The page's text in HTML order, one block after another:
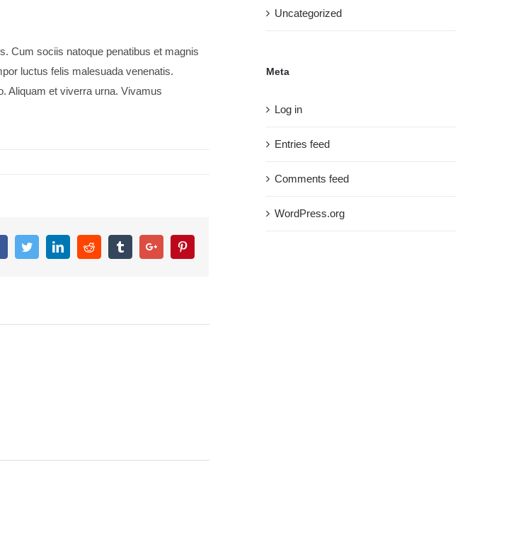
Cum sociis natoque penatibus et magnis
luctus felis malesuada venenatis.
Aliquam et viverra urna. Vivamus
FacebookTwitterLinkedinReddit TumblrGoogle+
Uncategorized
Meta
Log in
Entries feed
Comments feed
WordPress.org